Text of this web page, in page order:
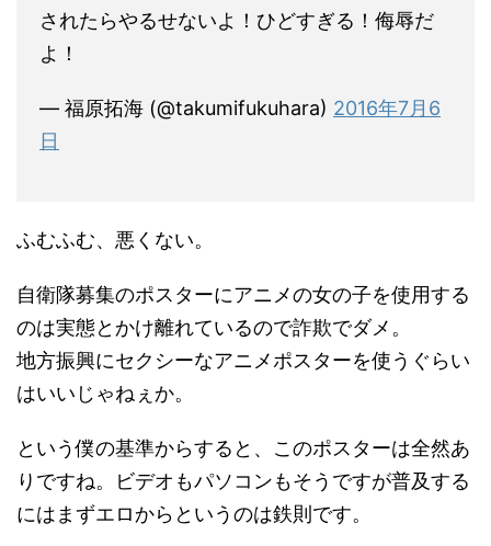
されたらやるせないよ！ひどすぎる！侮辱だ
よ！
— 福原拓海 (@takumifukuhara) 2016年7月6
日
ふむふむ、悪くない。
自衛隊募集のポスターにアニメの女の子を使用する
のは実態とかけ離れているので詐欺でダメ。
地方振興にセクシーなアニメポスターを使うぐらい
はいいじゃねぇか。
という僕の基準からすると、このポスターは全然あ
りですね。ビデオもパソコンもそうですが普及する
にはまずエロからというのは鉄則です。